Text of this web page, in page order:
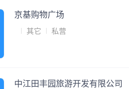
京基购物广场
其它 私营
中江田丰园旅游开发有限公司